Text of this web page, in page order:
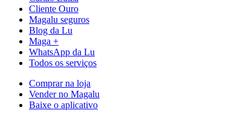
Cliente Ouro
Magalu seguros
Blog da Lu
Maga +
WhatsApp da Lu
Todos os serviços
Comprar na loja
Vender no Magalu
Baixe o aplicativo